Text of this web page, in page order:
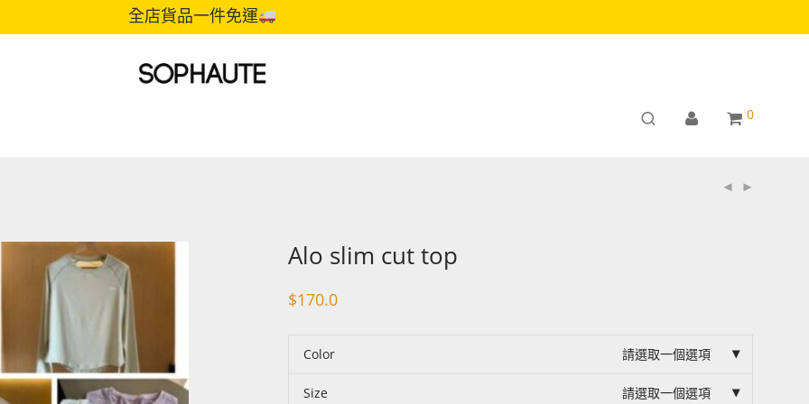
全店貨品一件免運
0
Alo slim cut top
$170.0
Color 請選取一個選項
Size 請選取一個選項